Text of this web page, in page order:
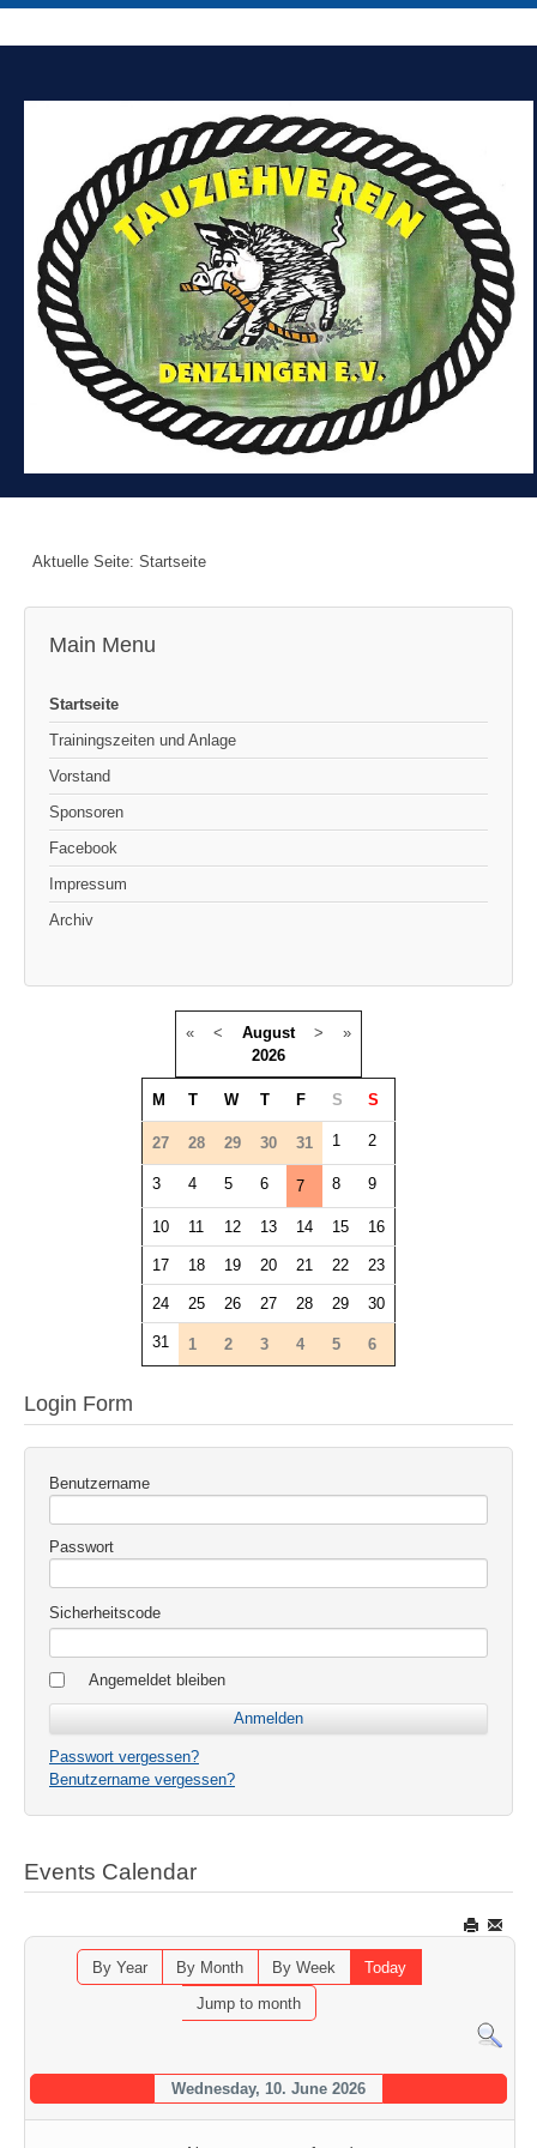
Aktuelle Seite: Startseite
Main Menu
Startseite
Trainingszeiten und Anlage
Vorstand
Sponsoren
Facebook
Impressum
Archiv
« <
August
2026
> »
M T W T F S S
27 28 29 30 31 1 2
3 4 5 6 7 8 9
10 11 12 13 14 15 16
17 18 19 20 21 22 23
24 25 26 27 28 29 30
31 1 2 3 4 5 6
Login Form
Benutzername
Passwort
Sicherheitscode
Angemeldet bleiben
Passwort vergessen?
Benutzername vergessen?
Events Calendar
By Year By Month By Week
Today
Jump to month
Wednesday, 10. June 2026